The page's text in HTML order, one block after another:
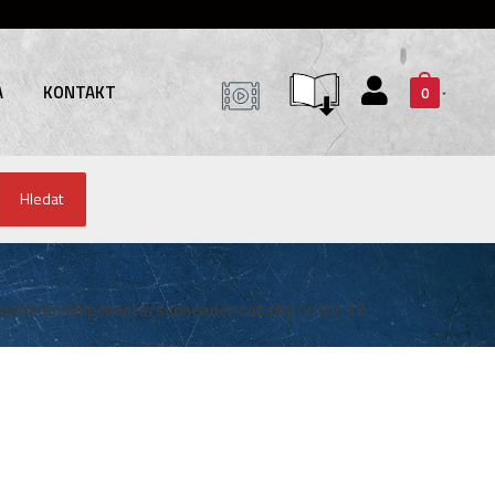
KONTAKT 0
Hledat
components/subheader-cat.phpon line12